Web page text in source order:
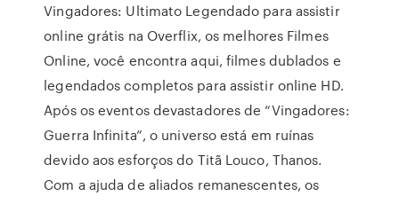
Vingadores: Ultimato Legendado para assistir
online grátis na Overflix, os melhores Filmes
Online, você encontra aqui, filmes dublados e
legendados completos para assistir online HD.
Após os eventos devastadores de “Vingadores:
Guerra Infinita”, o universo está em ruínas
devido aos esforços do Titã Louco, Thanos.
Com a ajuda de aliados remanescentes, os